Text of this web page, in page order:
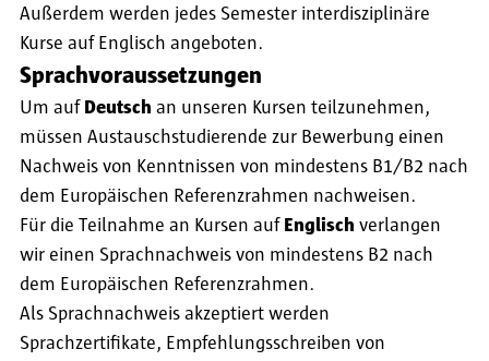
Außerdem werden jedes Semester interdisziplinäre
Kurse auf Englisch angeboten.
Sprachvoraussetzungen
Um auf Deutsch an unseren Kursen teilzunehmen,
müssen Austauschstudierende zur Bewerbung einen
Nachweis von Kenntnissen von mindestens B1/B2 nach
dem Europäischen Referenzrahmen nachweisen.
Für die Teilnahme an Kursen auf Englisch verlangen
wir einen Sprachnachweis von mindestens B2 nach
dem Europäischen Referenzrahmen.
Als Sprachnachweis akzeptiert werden
Sprachzertifikate, Empfehlungsschreiben von